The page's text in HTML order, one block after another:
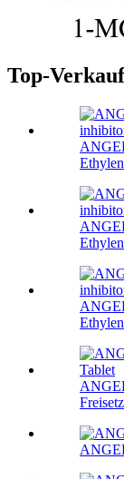
Top-